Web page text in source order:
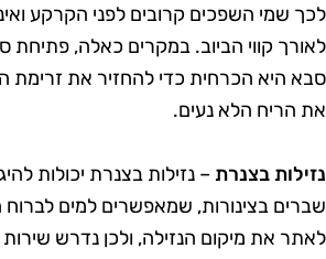
שמי השפכים קרובים לפני הקרקע
קווי הביוב. במקרים כאלה, פתיחת
היא הכרחית כדי להחזיר את זרימת
הריח הלא נעים.
בצנרת– נזילות בצנרת יכולות
בצינורות, שמאפשרים למים לברוח
את מיקום הנזילה, ולכן נדרש שירות